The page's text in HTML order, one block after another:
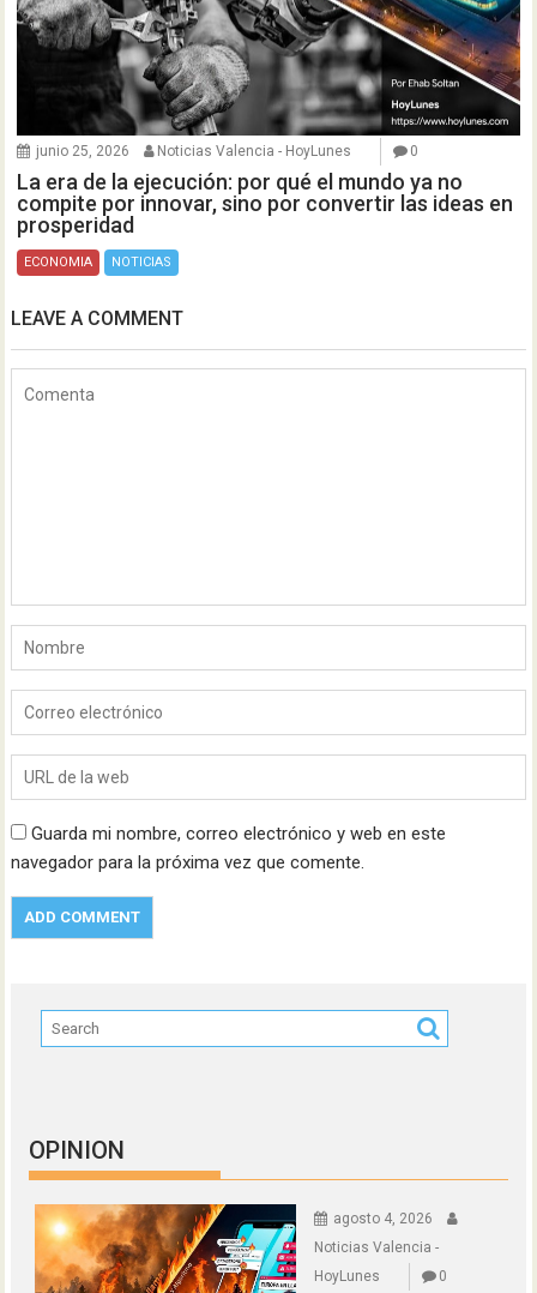
junio 25, 2026 Noticias Valencia - HoyLunes 0
La era de la ejecución: por qué el mundo ya no
compite por innovar, sino por convertir las ideas en
prosperidad
ECONOMIA NOTICIAS
LEAVE A COMMENT
Guarda mi nombre, correo electrónico y web en este
navegador para la próxima vez que comente.
OPINION
agosto 4, 2026
Noticias Valencia -
HoyLunes
0